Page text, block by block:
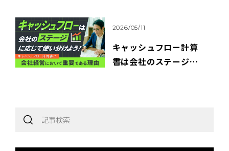
2026/05/11
キャッシュフロー計算
書は会社のステージに